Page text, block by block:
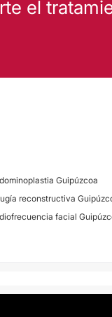
el
Guipúzcoa
reconstructiva
facial